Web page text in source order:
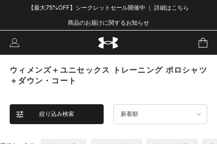
【最大75%OFF】シークレットセール開催中 ｜ 詳細はこちら
商品のお届けに関するお知らせ
ウィメンズ＋ユニセックス トレーニング ポロシャツ
＋ダウン・コート
絞り込み検索 新着順